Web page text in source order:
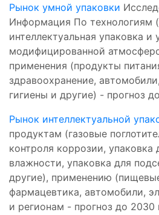
Рынок умной упаковки
Информация По технологиям
интеллектуальная упаковка и
модифицированной
применения (продукты
здравоохранение,
гигиены и другие) - прогноз
Рынок интеллектуальной
продуктам (газовые
контроля коррозии, упаковка
влажности, упаковка для
другие), применению
фармацевтика, автомобили,
и регионам - прогноз до 2030